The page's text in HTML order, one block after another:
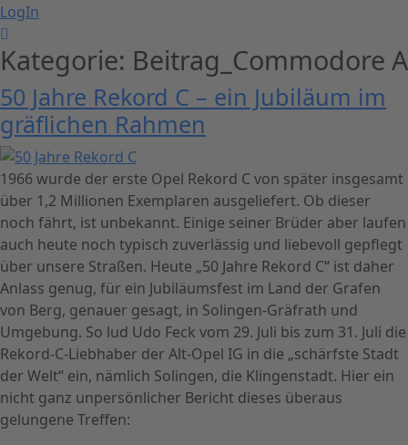
LogIn
Kategorie: Beitrag_Commodore A
50 Jahre Rekord C – ein Jubiläum im
gräflichen Rahmen
1966 wurde der erste Opel Rekord C von später insgesamt
über 1,2 Millionen Exemplaren ausgeliefert. Ob dieser
noch fährt, ist unbekannt. Einige seiner Brüder aber laufen
auch heute noch typisch zuverlässig und liebevoll gepflegt
über unsere Straßen. Heute „50 Jahre Rekord C“ ist daher
Anlass genug, für ein Jubiläumsfest im Land der Grafen
von Berg, genauer gesagt, in Solingen-Gräfrath und
Umgebung. So lud Udo Feck vom 29. Juli bis zum 31. Juli die
Rekord-C-Liebhaber der Alt-Opel IG in die „schärfste Stadt
der Welt“ ein, nämlich Solingen, die Klingenstadt. Hier ein
nicht ganz unpersönlicher Bericht dieses überaus
gelungene Treffen: